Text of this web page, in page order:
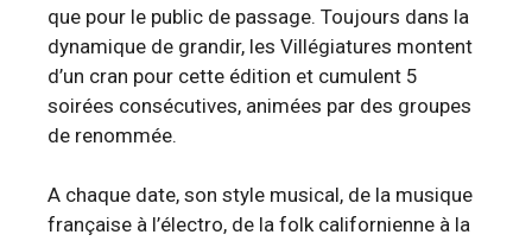
que pour le public de passage. Toujours dans la
dynamique de grandir, les Villégiatures montent
d’un cran pour cette édition et cumulent 5
soirées consécutives, animées par des groupes
de renommée.
A chaque date, son style musical, de la musique
française à l’électro, de la folk californienne à la